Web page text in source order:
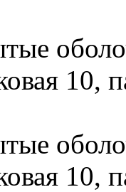
10,
10,